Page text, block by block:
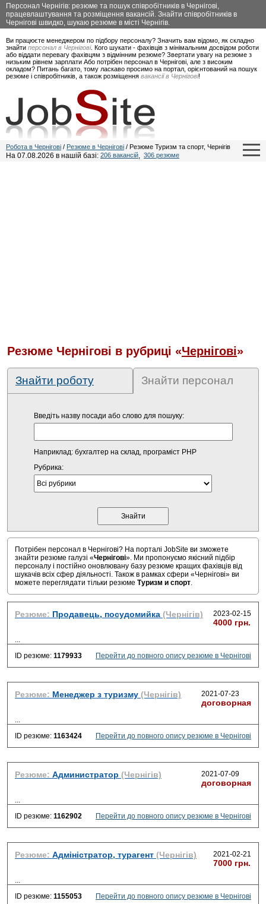
Персонал Чернігів: резюме та пошук співробітників в Чернігові,
працевлаштування та розміщення вакансій. Знайти співробітників в
Чернігові швидко, шукаю резюме в місті Чернігів.
Ви працюєте менеджером по підбору персоналу? Значить вам відомо, як складно
знайти персонал в Чернігові. Кого шукати - фахівців з мінімальним досвідом роботи
або віддати перевагу фахівцям з відмінним резюме? Звертати увагу на резюме з
низьким рівнем зарплати Або потрібен персонал в Чернігові, але з високим
окладом? Питань багато, тому ласкаво просимо на портал, орієнтований на пошук
резюме і співробітників, а також розміщення вакансії в Чернігові!
Робота в Чернігові / Резюме в Чернігові / Резюме Туризм та спорт, Чернігів
На 07.08.2026 в нашій базі: 206 вакансій, 306 резюме
Резюме Чернігові в рубриці «Чернігові»
Знайти роботу Знайти персонал
Введіть назву посади або слово для пошуку:
Наприклад: бухгалтер на склад, програміст PHP
Рубрика:
Потрібен персонал в Чернігові? На порталі JobSite ви зможете
знайти резюме галузі «Чернігові». Ми пропонуємо якісний підбір
персоналу і постійно оновлювану базу резюме кращих фахівців від
шукачів всіх сфер діяльності. Також в рамках сфери «Чернігові» ви
можете переглядати тільки резюме Туризм и спорт.
Резюме: Продавець, посудомийка (Чернігів) 2023-02-15
4000 грн.
...
ID резюме: 1179933 Перейти до повного опису резюме в Чернігові
Резюме: Менеджер з туризму (Чернігів) 2021-07-23
договорная
...
ID резюме: 1163424 Перейти до повного опису резюме в Чернігові
Резюме: Администратор (Чернігів) 2021-07-09
договорная
...
ID резюме: 1162902 Перейти до повного опису резюме в Чернігові
Резюме: Адміністратор, турагент (Чернігів) 2021-02-21
7000 грн.
...
ID резюме: 1155053 Перейти до повного опису резюме в Чернігові